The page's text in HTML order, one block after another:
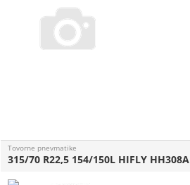
Tovorne pnevmatike
315/70 R22,5 154/150L HIFLY HH308A